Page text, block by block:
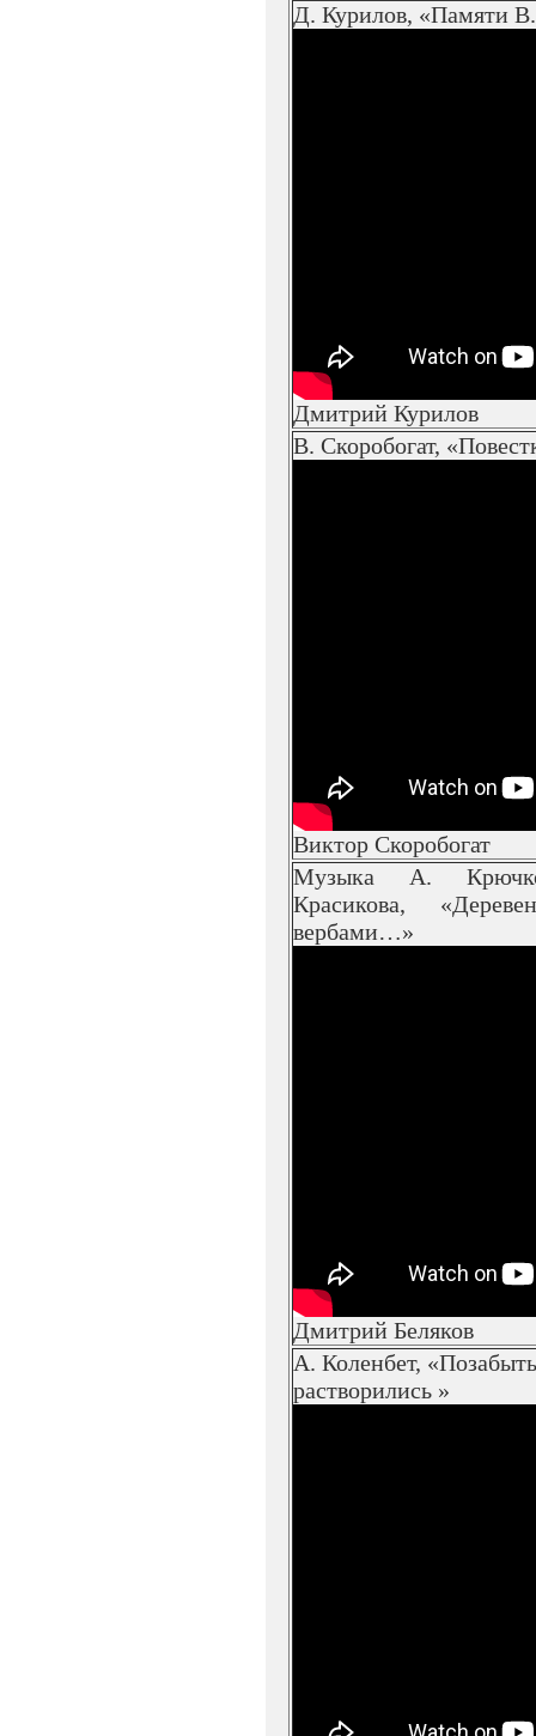
Д. Курилов, «Памяти
Дмитрий Курилов
В. Скоробогат,
Виктор Скоробогат
Музыка А.
Красикова,
вербами…»
Дмитрий Беляков
А. Коленбет,
растворились »